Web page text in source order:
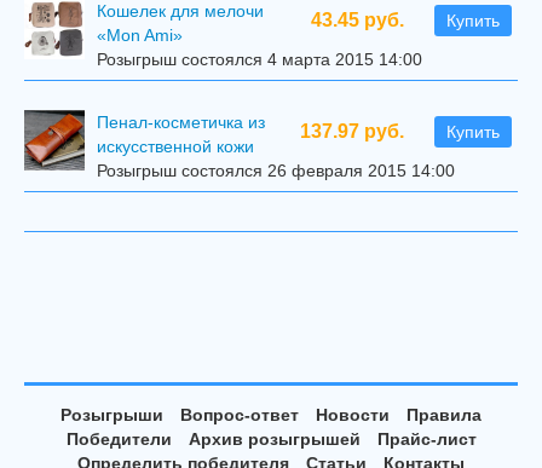
43.45 руб. Купить
Кошелек для мелочи
«Mon Ami»
Розыгрыш состоялся 4 марта 2015 14:00
137.97 руб. Купить
Пенал-косметичка из
искусственной кожи
Розыгрыш состоялся 26 февраля 2015 14:00
Розыгрыши Вопрос-ответ Новости
Правила
Победители
Архив розыгрышей
Прайс-лист
Определить победителя
Статьи Контакты